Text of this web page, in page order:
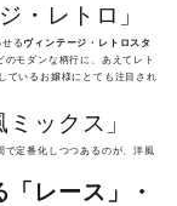
・レトロ」
る ヴィンテージ・レトロスタ
モダンな柄行に、あえてレト
ているお嬢様にとても注目され
ックス」
で定番化しつつあるのが、洋風
レース」・